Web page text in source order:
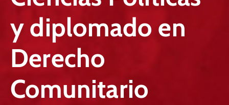
y diplomado en
Derecho
Comunitario